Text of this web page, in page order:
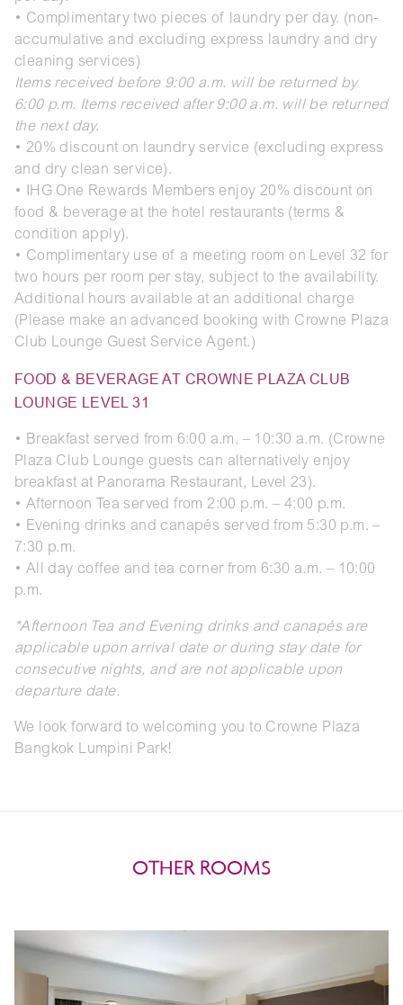
• Complimentary two pieces of laundry per day. (non-
accumulative and excluding express laundry and dry
cleaning services)
Items received before 9:00 a.m. will be returned by
6:00 p.m. Items received after 9:00 a.m. will be returned
the next day.
• 20% discount on laundry service (excluding express
and dry clean service).
• IHG One Rewards Members enjoy 20% discount on
food & beverage at the hotel restaurants (terms &
condition apply).
• Complimentary use of a meeting room on Level 32 for
two hours per room per stay, subject to the availability.
Additional hours available at an additional charge
(Please make an advanced booking with Crowne Plaza
Club Lounge Guest Service Agent.)
FOOD & BEVERAGE AT CROWNE PLAZA CLUB
LOUNGE LEVEL 31
• Breakfast served from 6:00 a.m. – 10:30 a.m. (Crowne
Plaza Club Lounge guests can alternatively enjoy
breakfast at Panorama Restaurant, Level 23).
• Afternoon Tea served from 2:00 p.m. – 4:00 p.m.
• Evening drinks and canapés served from 5:30 p.m. –
7:30 p.m.
• All day coffee and tea corner from 6:30 a.m. – 10:00
p.m.
*Afternoon Tea and Evening drinks and canapés are
applicable upon arrival date or during stay date for
consecutive nights, and are not applicable upon
departure date.
We look forward to welcoming you to Crowne Plaza
Bangkok Lumpini Park!
OTHER ROOMS